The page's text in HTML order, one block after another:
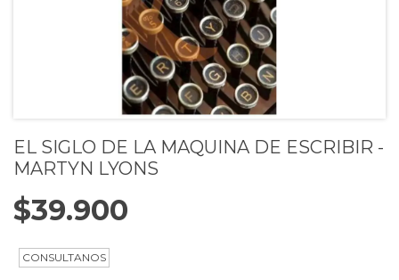
EL SIGLO DE LA MAQUINA DE ESCRIBIR -
MARTYN LYONS
$39.900